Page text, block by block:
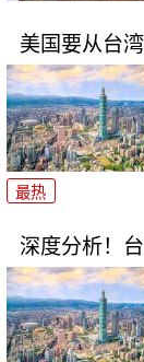
美国要从台
最热
深度分析！